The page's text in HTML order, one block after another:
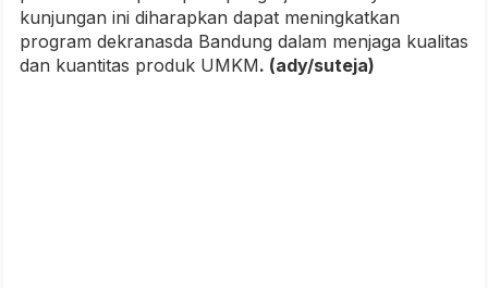
kunjungan ini diharapkan dapat meningkatkan
program dekranasda Bandung dalam menjaga kualitas
dan kuantitas produk UMKM. (ady/suteja)